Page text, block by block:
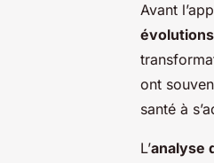
Avant
évolutions
ont
santé à
L’analyse